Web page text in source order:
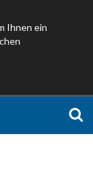
Ihnen ein